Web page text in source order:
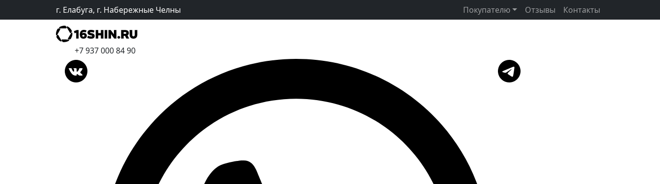
г. Елабуга, г. Набережные Челны Покупателю Отзывы Контакты
+7 937 000 84 90